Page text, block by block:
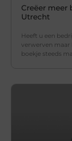
Creëer meer
Utrecht
Heeft u een
verwerven
boekje steeds